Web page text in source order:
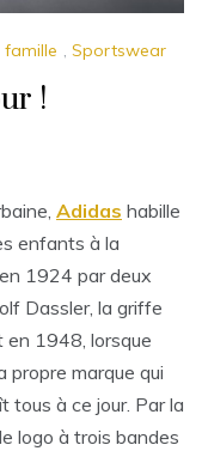
, Sportswear
!
Adidas habille
enfants à la
1924 par deux
Dassler, la griffe
en 1948, lorsque
propre marque qui
tous à ce jour. Par la
logo à trois bandes